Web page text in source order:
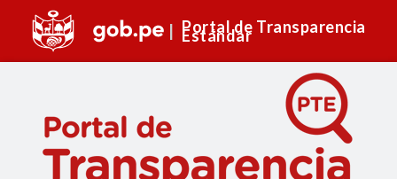
Portal de Transparencia
Estándar